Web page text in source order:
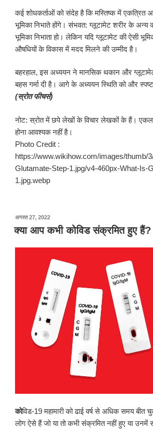
कई शोधकर्ताओं को संदेह है कि मस्तिष्क में एकत्रित
भूमिका निभाते होंगे। संभवत: ग्लूटामेट शरीर के अन्य
भूमिका निभाता हो। लेकिन यदि ग्लूटामेट की ऐसी
औषधियों के विकास में मदद मिलने की उम्मीद है।
बहरहाल, इस अध्ययन ने मानसिक थकान और
बहस गर्मा दी है। आगे के अध्ययन स्थिति को और
(स्रोत फीचर्स)
नोट: स्रोत में छपे लेखों के विचार लेखकों के हैं।
होना आवश्यक नहीं है।
Photo Credit :
https://www.wikihow.com/images/thumb/
Glutamate-Step-1.jpg/v4-460px-What-Is-
1.jpg.webp
अगस्त 27, 2022पर
प्रकाशित
किया
क्या आप कभी कोविड संक्रमित हुए हैं?
कोविड-19 महामारी को ढाई वर्ष से अधिक समय बीत
लोग ऐसे हैं जो या तो कभी संक्रमित नहीं हुए या उनमें